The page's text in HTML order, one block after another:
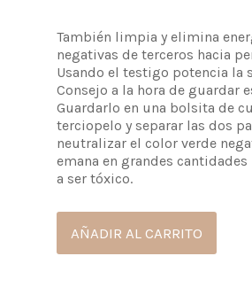
También limpia y elimina
negativas de terceros hacia
Usando el testigo potencia la
Consejo a la hora de guardar
Guardarlo en una bolsita de
terciopelo y separar las dos
neutralizar el color verde
emana en grandes
a ser tóxico.
AÑADIR AL CARRITO